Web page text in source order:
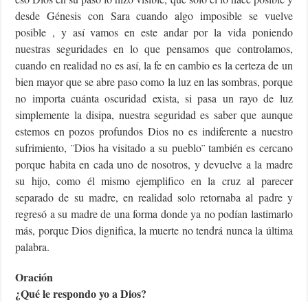
desde Génesis con Sara cuando algo imposible se vuelve
posible , y así vamos en este andar por la vida poniendo
nuestras seguridades en lo que pensamos que controlamos,
cuando en realidad no es así, la fe en cambio es la certeza de un
bien mayor que se abre paso como la luz en las sombras, porque
no importa cuánta oscuridad exista, si pasa un rayo de luz
simplemente la disipa, nuestra seguridad es saber que aunque
estemos en pozos profundos Dios no es indiferente a nuestro
sufrimiento, ¨Dios ha visitado a su pueblo¨ también es cercano
porque habita en cada uno de nosotros, y devuelve a la madre
su hijo, como él mismo ejemplifico en la cruz al parecer
separado de su madre, en realidad solo retornaba al padre y
regresó a su madre de una forma donde ya no podían lastimarlo
más, porque Dios dignifica, la muerte no tendrá nunca la última
palabra.
Oración
¿Qué le respondo yo a Dios?